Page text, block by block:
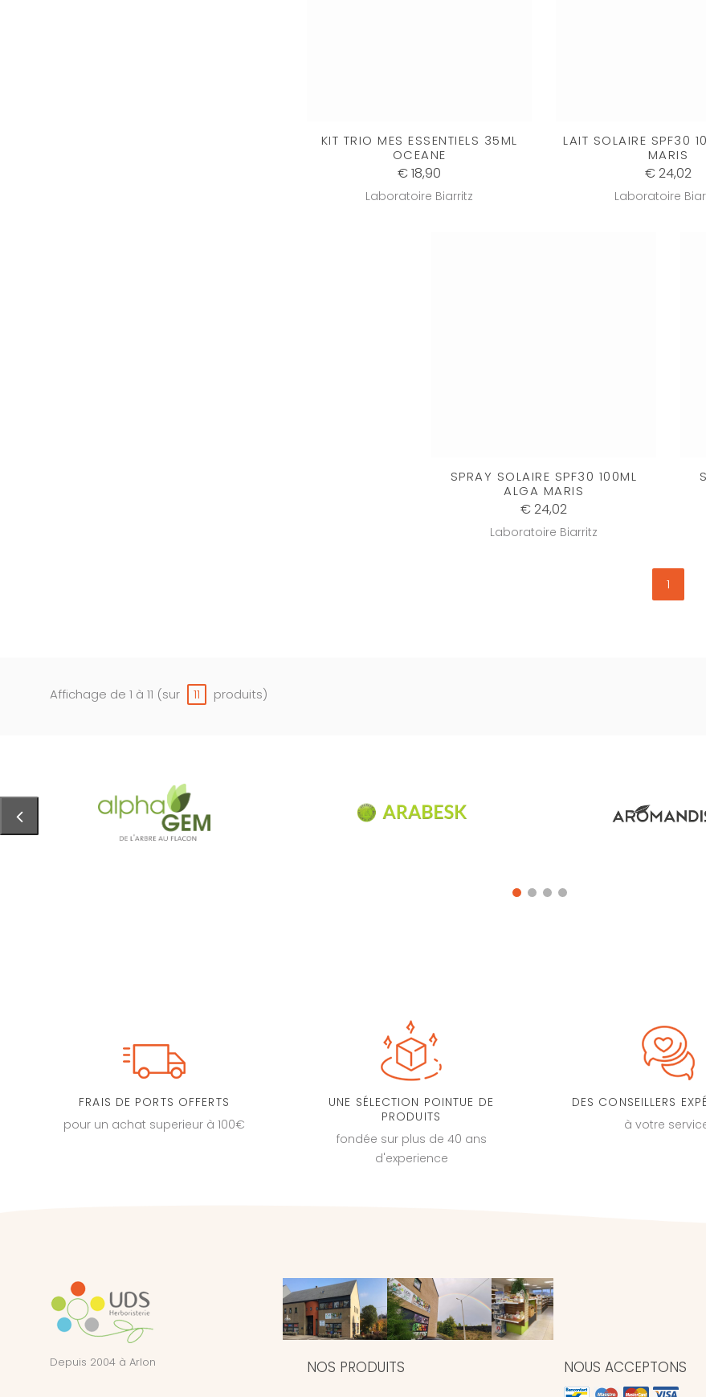
KIT TRIO MES ESSENTIELS 35ML
OCEANE
€ 18,90
Laboratoire Biarritz
LAIT SOLAIRE SPF30
MARIS
€ 24,02
Laboratoire
SPRAY SOLAIRE SPF30 100ML
ALGA MARIS
€ 24,02
Laboratoire Biarritz
1
Affichage de 1 à 11 (sur 11 produits)
FRAIS DE PORTS OFFERTS
pour un achat superieur à 100€
UNE SÉLECTION POINTUE DE
PRODUITS
fondée sur plus de 40 ans
d'experience
DES CONSEILLERS
à votre
Depuis 2004 à Arlon NOS PRODUITS NOUS ACCEPTONS